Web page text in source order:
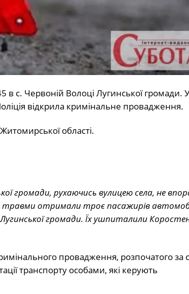
в с. Червоній Волоці Лугинської громади.
відкрила кримінальне провадження.
області.
громади, рухаючись вулицею села, не
травми отримали троє пасажирів
громади. Їх ушпиталили
провадження, розпочатого за
транспорту особами, які керують